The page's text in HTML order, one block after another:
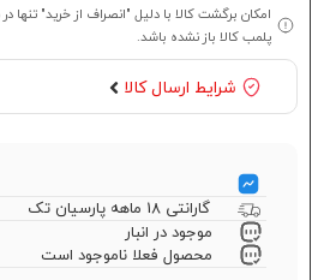
امکان برگشت کالا با دلیل "انصراف از خرید"
پلمب کالا باز نشده باشد.
شرایط ارسال کالا
گارانتی 18 ماهه پارسیان تک
موجود در انبار
محصول فعلا ناموجود است